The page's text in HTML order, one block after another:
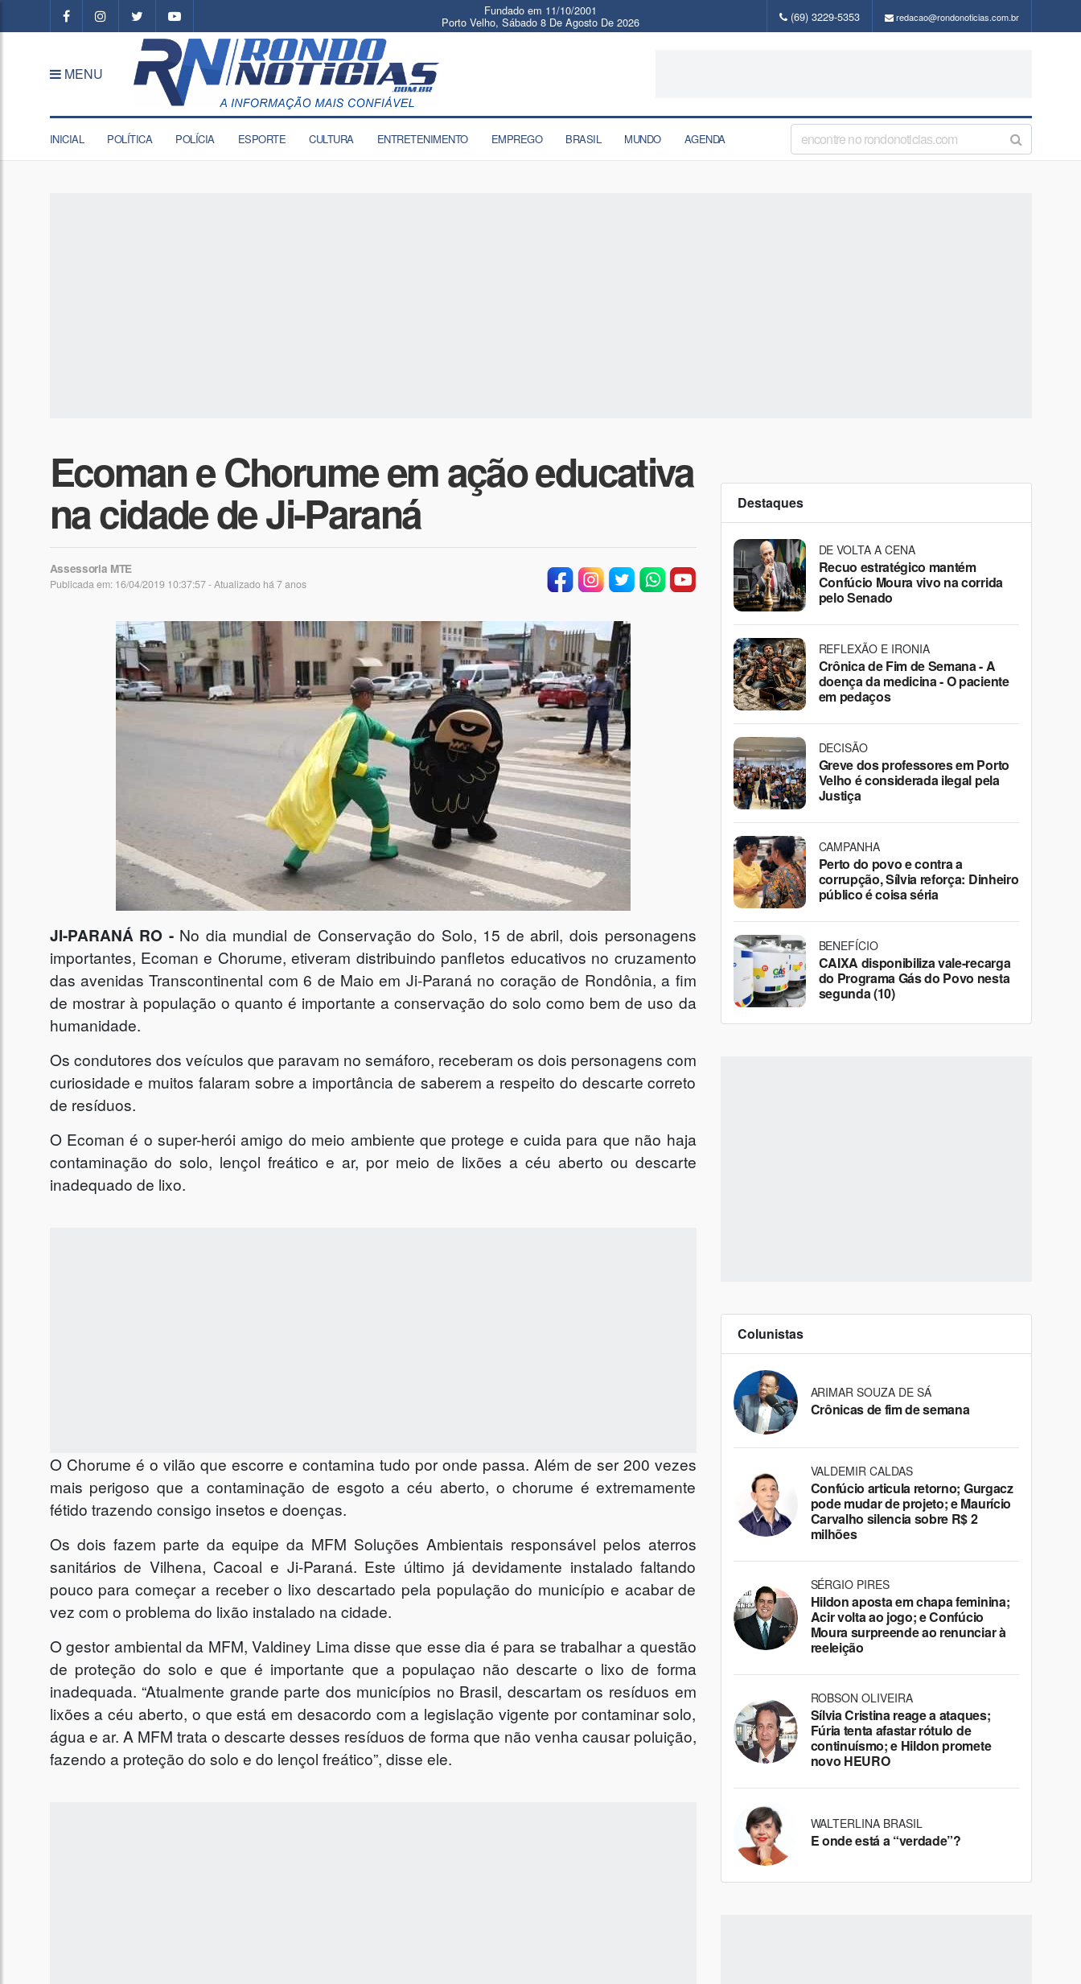
Fundado em 11/10/2001
Porto Velho, Sábado 8 De Agosto De 2026 (69) 3229-5353 redacao@rondonoticias.com.br
MENU
INICIAL POLÍTICA POLÍCIA ESPORTE CULTURA ENTRETENIMENTO EMPREGO BRASIL MUNDO AGENDA
Ecoman e Chorume em ação educativa
na cidade de Ji-Paraná
Assessoria MTE
Publicada em: 16/04/2019 10:37:57 - Atualizado há 7 anos
JI-PARANÁ RO - No dia mundial de Conservação do Solo, 15 de abril, dois personagens
importantes, Ecoman e Chorume, etiveram distribuindo panfletos educativos no cruzamento
das avenidas Transcontinental com 6 de Maio em Ji-Paraná no coração de Rondônia, a fim
de mostrar à população o quanto é importante a conservação do solo como bem de uso da
humanidade.
Os condutores dos veículos que paravam no semáforo, receberam os dois personagens com
curiosidade e muitos falaram sobre a importância de saberem a respeito do descarte correto
de resíduos.
O Ecoman é o super-herói amigo do meio ambiente que protege e cuida para que não haja
contaminação do solo, lençol freático e ar, por meio de lixões a céu aberto ou descarte
inadequado de lixo.
O Chorume é o vilão que escorre e contamina tudo por onde passa. Além de ser 200 vezes
mais perigoso que a contaminação de esgoto a céu aberto, o chorume é extremamente
fétido trazendo consigo insetos e doenças.
Os dois fazem parte da equipe da MFM Soluções Ambientais responsável pelos aterros
sanitários de Vilhena, Cacoal e Ji-Paraná. Este último já devidamente instalado faltando
pouco para começar a receber o lixo descartado pela população do município e acabar de
vez com o problema do lixão instalado na cidade.
O gestor ambiental da MFM, Valdiney Lima disse que esse dia é para se trabalhar a questão
de proteção do solo e que é importante que a populaçao não descarte o lixo de forma
inadequada. “Atualmente grande parte dos municípios no Brasil, descartam os resíduos em
lixões a céu aberto, o que está em desacordo com a legislação vigente por contaminar solo,
água e ar. A MFM trata o descarte desses resíduos de forma que não venha causar poluição,
fazendo a proteção do solo e do lençol freático”, disse ele.
Destaques
DE VOLTA A CENA
Recuo estratégico mantém
Confúcio Moura vivo na corrida
pelo Senado
REFLEXÃO E IRONIA
Crônica de Fim de Semana - A
doença da medicina - O paciente
em pedaços
DECISÃO
Greve dos professores em Porto
Velho é considerada ilegal pela
Justiça
CAMPANHA
Perto do povo e contra a
corrupção, Sílvia reforça: Dinheiro
público é coisa séria
BENEFÍCIO
CAIXA disponibiliza vale-recarga
do Programa Gás do Povo nesta
segunda (10)
Colunistas
ARIMAR SOUZA DE SÁ
Crônicas de fim de semana
VALDEMIR CALDAS
Confúcio articula retorno; Gurgacz
pode mudar de projeto; e Maurício
Carvalho silencia sobre R$ 2
milhões
SÉRGIO PIRES
Hildon aposta em chapa feminina;
Acir volta ao jogo; e Confúcio
Moura surpreende ao renunciar à
reeleição
ROBSON OLIVEIRA
Sílvia Cristina reage a ataques;
Fúria tenta afastar rótulo de
continuísmo; e Hildon promete
novo HEURO
WALTERLINA BRASIL
E onde está a “verdade”?